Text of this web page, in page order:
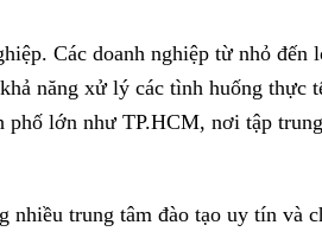
Các doanh nghiệp từ nhỏ đến
năng xử lý các tình huống thực
phố lớn như TP.HCM, nơi tập trung
nhiều trung tâm đào tạo uy tín và